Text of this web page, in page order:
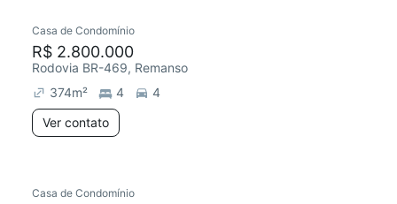
Casa de Condomínio
R$ 2.800.000
Rodovia BR-469, Remanso
374m² 4
4
Ver contato
Casa de Condomínio